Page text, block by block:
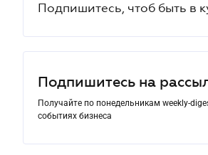
Подпишитесь, чтоб быть в
Подпишитесь на
Получайте по понедельникам weekly-
событиях бизнеса